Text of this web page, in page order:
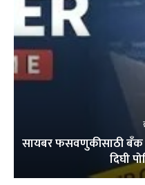
सायबर फसवणुकीसाठी बँक
दिघी